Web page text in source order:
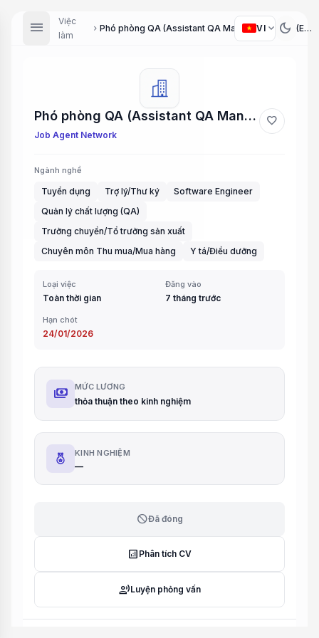
menu
Việc
làm
chevron_right Phó phòng QA (Assistant QA Manager) / Kỹ sư (Engineer) / Trợ lý Tổng Giám đốc (Assistant to General Director) / Chuyên viên tuyển dụng (Recruitment Specialist) / Chuyên viên (Specialist) / Nhân viên y tế (Medical Staff) / Tổ trưởng Sản xuất (Production...
VI expand_more dark_mode
Phó phòng QA (Assistant QA Manager) / Kỹ sư (Engineer) / Trợ lý Tổng Giám đốc (Assistant to General Director) / Chuyên viên tuyển dụng (Recruitment Specialist) / Chuyên viên (Specialist) / Nhân viên y tế (Medical Staff) / Tổ trưởng Sản xuất (Production...
Job Agent Network
favorite
Ngành nghề
Tuyển dụng Trợ lý/Thư ký
Software Engineer
Quản lý chất lượng (QA)
Trưởng chuyền/Tổ trưởng sản xuất
Chuyên môn Thu mua/Mua hàng
Y tá/Điều dưỡng
Loại việc
Toàn thời gian
Đăng vào
7 tháng trước
Hạn chót
24/01/2026
payments MỨC LƯƠNG
thỏa thuận theo kinh nghiệm
KINH NGHIỆM
—
blockĐã đóng
analytics Phân tích CV
record_voice_overLuyện phỏng vấn